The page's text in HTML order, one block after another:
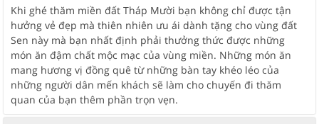
Khi ghé thăm miền đất Tháp Mười bạn không chỉ được tận
hưởng vẻ đẹp mà thiên nhiên ưu ái dành tặng cho vùng đất
Sen này mà bạn nhất định phải thưởng thức được những
món ăn đậm chất mộc mạc của vùng miền. Những món ăn
mang hương vị đồng quê từ những bàn tay khéo léo của
những người dân mến khách sẽ làm cho chuyến đi thăm
quan của bạn thêm phần trọn vẹn.